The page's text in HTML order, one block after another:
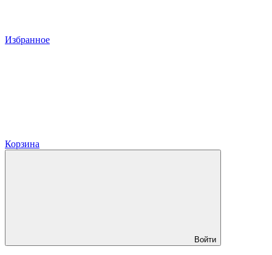
Избранное
Корзина
Войти